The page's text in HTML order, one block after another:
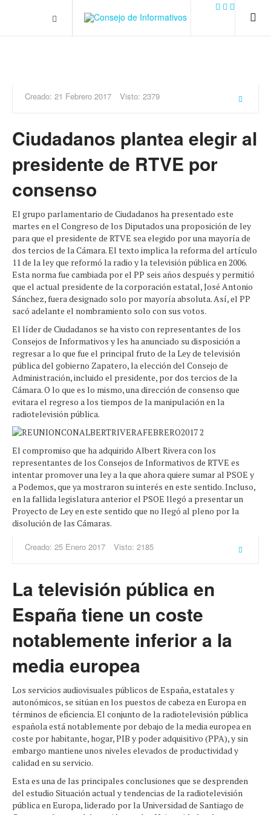
url('../../images/contact.png') 0 0 no-repeat; color: #eaeaea; padding:
Creado: 21 Febrero 2017 Visto: 2379
Ciudadanos plantea elegir al
presidente de RTVE por
consenso
El grupo parlamentario de Ciudadanos ha presentado este
martes en el Congreso de los Diputados una proposición de ley
para que el presidente de RTVE sea elegido por una mayoría de
dos tercios de la Cámara. El texto implica la reforma del artículo
11 de la ley que reformó la radio y la televisión pública en 2006.
Esta norma fue cambiada por el PP seis años después y permitió
que el actual presidente de la corporación estatal, José Antonio
Sánchez, fuera designado solo por mayoría absoluta. Así, el PP
sacó adelante el nombramiento solo con sus votos.
El líder de Ciudadanos se ha visto con representantes de los
Consejos de Informativos y les ha anunciado su disposición a
regresar a lo que fue el principal fruto de la Ley de televisión
pública del gobierno Zapatero, la elección del Consejo de
Administración, incluido el presidente, por dos tercios de la
Cámara. O lo que es lo mismo, una dirección de consenso que
evitara el regreso a los tiempos de la manipulación en la
radiotelevisión pública.
El compromiso que ha adquirido Albert Rivera con los
representantes de los Consejos de Informativos de RTVE es
intentar promover una ley a la que ahora quiere sumar al PSOE y
a Podemos, que ya mostraron su interés en este sentido. Incluso,
en la fallida legislatura anterior el PSOE llegó a presentar un
Proyecto de Ley en este sentido que no llegó al pleno por la
disolución de las Cámaras.
Creado: 25 Enero 2017 Visto: 2185
La televisión pública en
España tiene un coste
notablemente inferior a la
media europea
Los servicios audiovisuales públicos de España, estatales y
autonómicos, se sitúan en los puestos de cabeza en Europa en
términos de eficiencia. El conjunto de la radiotelevisión pública
española está notablemente por debajo de la media europea en
coste por habitante, hogar, PIB y poder adquisitivo (PPA), y sin
embargo mantiene unos niveles elevados de productividad y
calidad en su servicio.
Esta es una de las principales conclusiones que se desprenden
del estudio Situación actual y tendencias de la radiotelevisión
pública en Europa, liderado por la Universidad de Santiago de